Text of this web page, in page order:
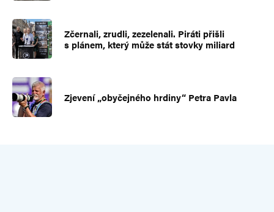
Zčernali, zrudli, zezelenali. Piráti přišli
s plánem, který může stát stovky miliard
Zjevení „obyčejného hrdiny“ Petra Pavla